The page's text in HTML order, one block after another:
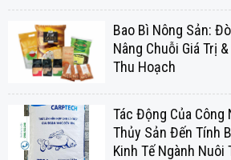
Bao Bì Nông Sản:
Nâng Chuỗi Giá Trị
Thu Hoạch
Tác Động Của Công
Thủy Sản Đến Tính
Kinh Tế Ngành Nuôi